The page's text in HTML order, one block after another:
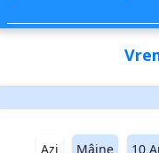
Azi Mâine 10